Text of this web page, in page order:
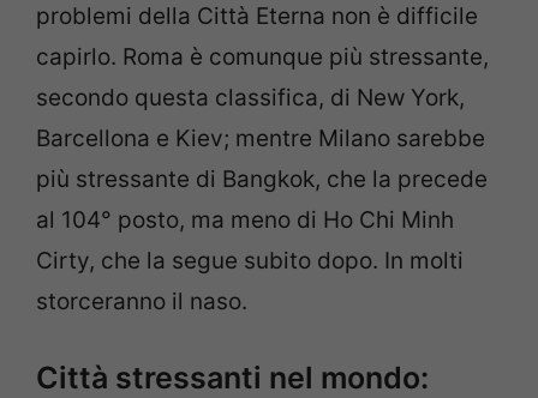
problemi della Città Eterna non è difficile
capirlo. Roma è comunque più stressante,
secondo questa classifica, di New York,
Barcellona e Kiev; mentre Milano sarebbe
più stressante di Bangkok, che la precede
al 104° posto, ma meno di Ho Chi Minh
Cirty, che la segue subito dopo. In molti
storceranno il naso.
Città stressanti nel mondo: